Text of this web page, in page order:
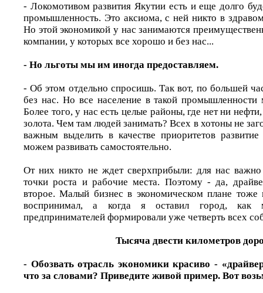
- Локомотивом развития Якутии есть и еще долго
промышленность. Это аксиома, с ней никто в
Но этой экономикой у нас занимаются
компании, у которых все хорошо и без нас...
- Но льготы мы им иногда предоставляем.
- Об этом отдельно спросишь. Так вот, по большей
без нас. Но все население в такой
Более того, у нас есть целые районы, где нет ни
золота. Чем там людей занимать? Всех в хотоны не
важным выделить в качестве приоритетов
можем развивать самостоятельно.
От них никто не ждет сверхприбыли: для нас важно
точки роста и рабочие места. Поэтому - да,
второе. Малый бизнес в экономическом плане тоже
воспринимал, а когда я оставил город, как
предпринимателей формировали уже четверть всех
Тысяча двести километров
- Обозвать отрасль экономики красиво -
что за словами? Приведите живой пример. Вот